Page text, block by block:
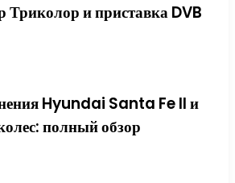
Триколор и приставка DVB
Hyundai Santa Fe II и
полный обзор